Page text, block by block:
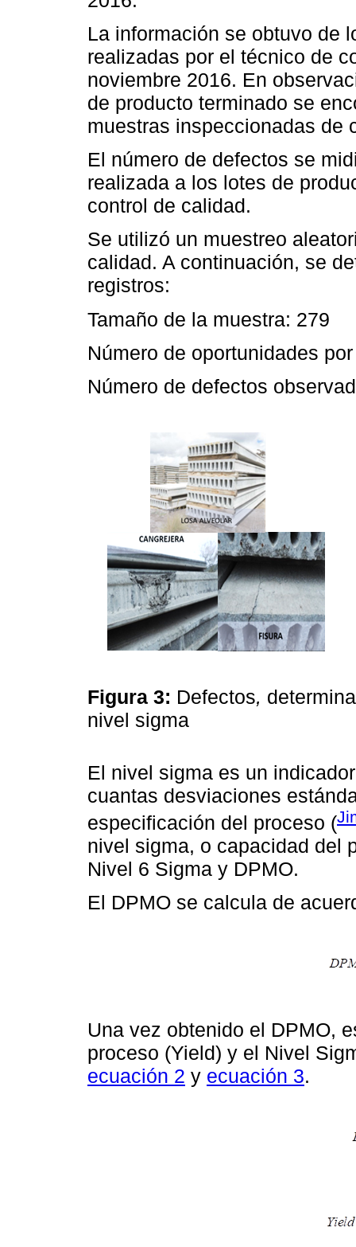
La información se obtuvo de
realizadas por el técnico de
noviembre 2016. En
de producto terminado se
muestras inspeccionadas de
El número de defectos se
realizada a los lotes de
control de calidad.
Se utilizó un muestreo
calidad. A continuación, se
registros:
Tamaño de la muestra: 279
Número de oportunidades
Número de defectos
Figura 3: Defectos,
nivel sigma
El nivel sigma es un
cuantas desviaciones
especificación del proceso (
nivel sigma, o capacidad del
Nivel 6 Sigma y DPMO.
El DPMO se calcula de
Una vez obtenido el DPMO,
proceso (Yield) y el Nivel
ecuación 2 y ecuación 3.